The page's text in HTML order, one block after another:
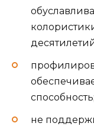
способность;
не